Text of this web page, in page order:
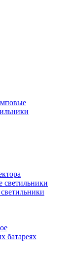
светильники
батареях